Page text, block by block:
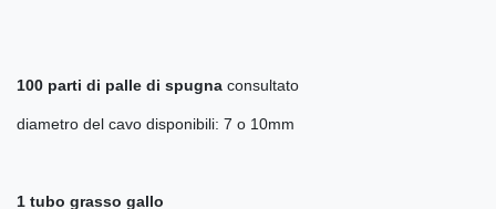
100 parti di palle di spugna consultato
diametro del cavo disponibili: 7 o 10mm
1 tubo grasso gallo